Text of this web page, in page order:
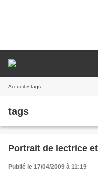
Accueil » tags
tags
Portrait de lectrice
Publié le 17/04/2009 à 11:19